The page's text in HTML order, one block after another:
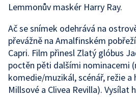
Lemmonův maskér Harry Ray.
Ač se snímek odehrává na
převážně na Amalfinském
Capri. Film přinesl Zlatý glóbus
poctěn pěti dalšími nominacemi
komedie/muzikál, scénář, režie
Millsové a Clivea Revilla). Vysílat